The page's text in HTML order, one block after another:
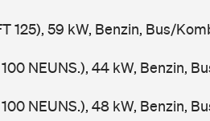
125), 59 kW, Benzin, Bus/
NEUNS.), 44 kW, Benzin,
NEUNS.), 48 kW, Benzin,